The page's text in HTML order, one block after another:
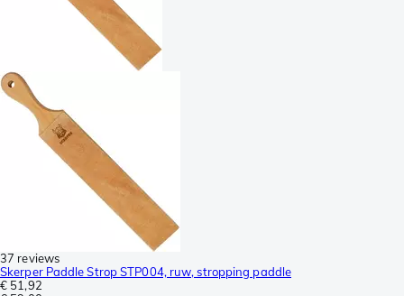
37 reviews
Skerper Paddle Strop STP004, ruw, stropping paddle
€ 51,92